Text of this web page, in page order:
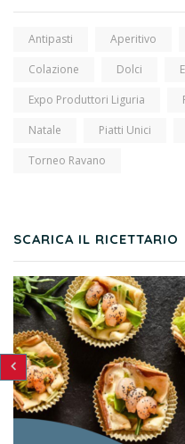
Antipasti Aperitivo
Colazione Dolci
Expo Produttori Liguria
Natale Piatti Unici
Torneo Ravano
SCARICA IL RICETTARIO